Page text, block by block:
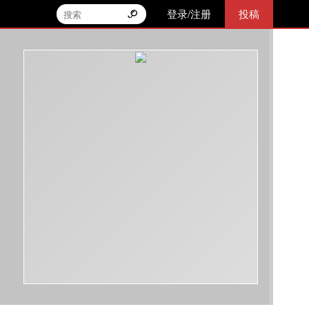
登录/注册 投稿